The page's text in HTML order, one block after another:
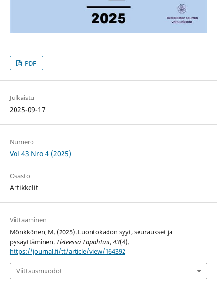
PDF
Julkaistu
2025-09-17
Numero
Vol 43 Nro 4 (2025)
Osasto
Artikkelit
Viittaaminen
Mönkkönen, M. (2025). Luontokadon syyt, seuraukset ja
pysäyttäminen. Tieteessä Tapahtuu,43(4).
https://journal.fi/tt/article/view/164392
Viittausmuodot